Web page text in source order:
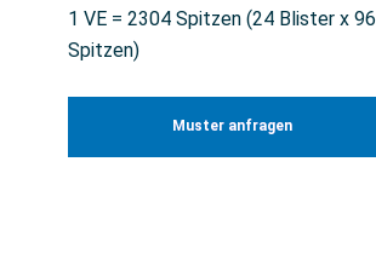
1 VE = 2304 Spitzen (24 Blister x 96
Spitzen)
Muster anfragen